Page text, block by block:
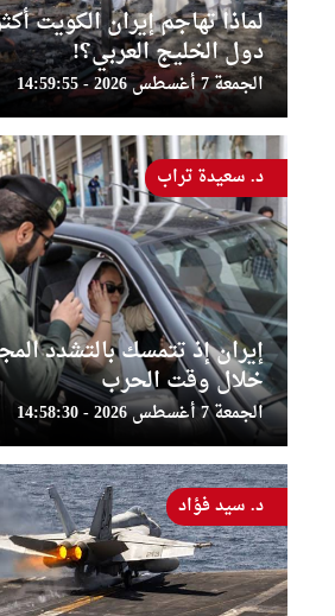
لماذا تهاجم إيران الكويت
دول الخليج العربي؟!
الجمعة 7 أغسطس 2026 - 14:59:55
إيران إذ تتمسك بالتشدد
خلال وقت الحرب
الجمعة 7 أغسطس 2026 - 14:58:30
د. سعيدة تراب
د. سيد فؤاد